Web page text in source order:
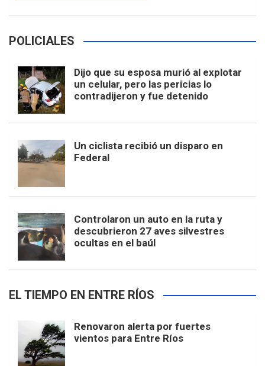
POLICIALES
Dijo que su esposa murió al explotar
un celular, pero las pericias lo
contradijeron y fue detenido
Un ciclista recibió un disparo en
Federal
Controlaron un auto en la ruta y
descubrieron 27 aves silvestres
ocultas en el baúl
EL TIEMPO EN ENTRE RÍOS
Renovaron alerta por fuertes
vientos para Entre Ríos